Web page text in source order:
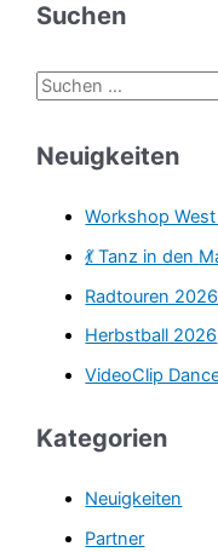
Suchen
S
c
:
Neuigkeiten
Workshop
💃 Tanz in den
Radtouren 2026
Herbstball 2026
VideoClip
Kategorien
Neuigkeiten
Partner